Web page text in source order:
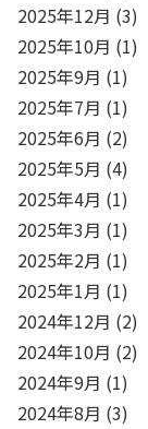
2025年12月 (3)
2025年10月 (1)
2025年9月 (1)
2025年7月 (1)
2025年6月 (2)
2025年5月 (4)
2025年4月 (1)
2025年3月 (1)
2025年2月 (1)
2025年1月 (1)
2024年12月 (2)
2024年10月 (2)
2024年9月 (1)
2024年8月 (3)